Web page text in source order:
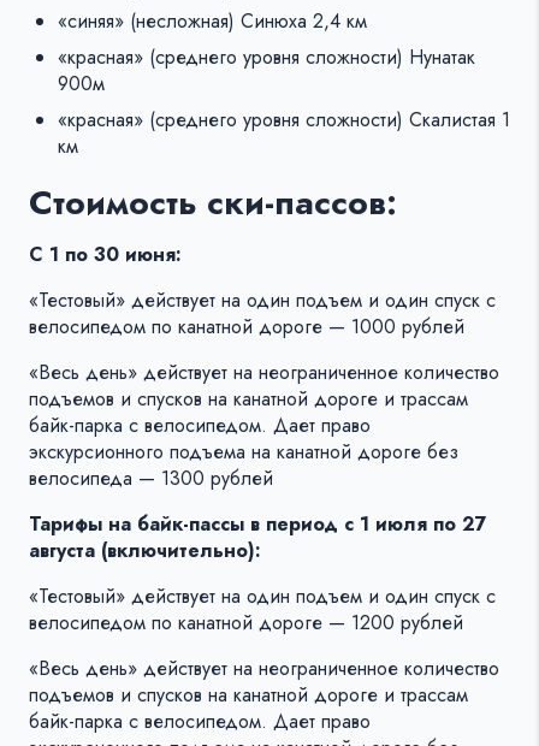
«синяя» (несложная) Синюха 2,4 км
«красная» (среднего уровня сложности) Нунатак
900м
«красная» (среднего уровня сложности) Скалистая 1
км
Стоимость ски-пассов:
С 1 по 30 июня:
«Тестовый» действует на один подъем и один спуск с
велосипедом по канатной дороге — 1000 рублей
«Весь день» действует на неограниченное количество
подъемов и спусков на канатной дороге и трассам
байк-парка с велосипедом. Дает право
экскурсионного подъема на канатной дороге без
велосипеда — 1300 рублей
Тарифы на байк-пассы в период с 1 июля по 27
августа (включительно):
«Тестовый» действует на один подъем и один спуск с
велосипедом по канатной дороге — 1200 рублей
«Весь день» действует на неограниченное количество
подъемов и спусков на канатной дороге и трассам
байк-парка с велосипедом. Дает право